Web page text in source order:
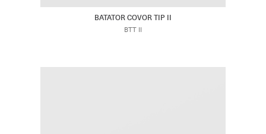
BATATOR COVOR TIP II
BTT II